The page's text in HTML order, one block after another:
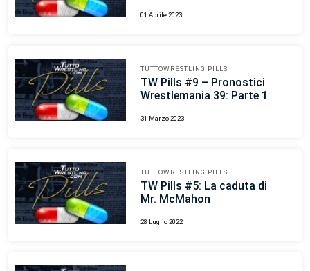
01 Aprile 2023
TUTTOWRESTLING PILLS
TW Pills #9 – Pronostici
Wrestlemania 39: Parte 1
31 Marzo 2023
TUTTOWRESTLING PILLS
TW Pills #5: La caduta di
Mr. McMahon
28 Luglio 2022